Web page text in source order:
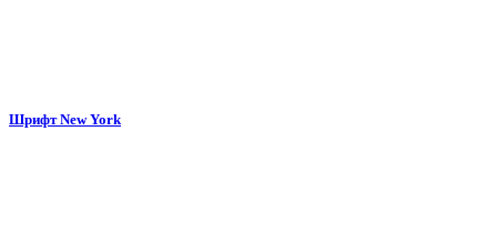
Шрифт New York